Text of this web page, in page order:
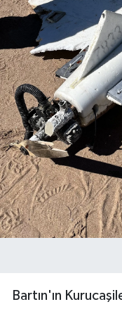
Bartın'ın